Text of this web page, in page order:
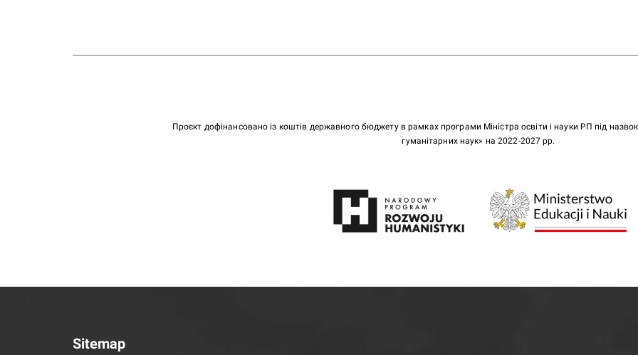
Проєкт дофінансовано із коштів державного бюджету в рамках програми Міністра освіти і науки РП під
гуманітарних наук» на 2022-2027 рр.
Sitemap